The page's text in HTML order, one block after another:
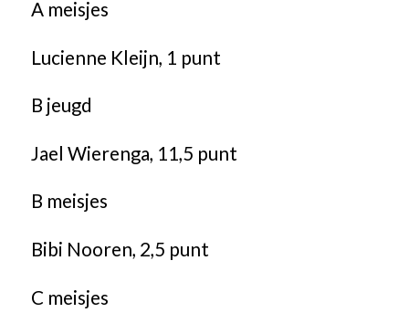
A meisjes
Lucienne Kleijn, 1 punt
B jeugd
Jael Wierenga, 11,5 punt
B meisjes
Bibi Nooren, 2,5 punt
C meisjes